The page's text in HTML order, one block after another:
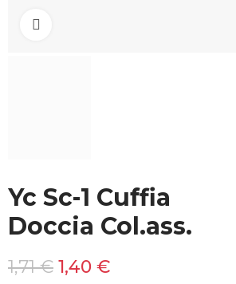
Yc Sc-1 Cuffia
Doccia Col.ass.
1,71 € 1,40 €